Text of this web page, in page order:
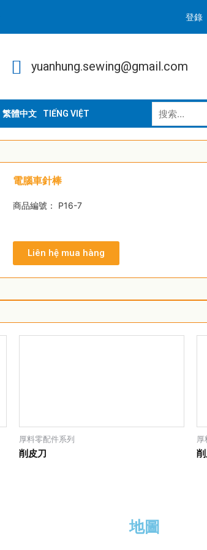
登錄
yuanhung.sewing@gmail.com
TIẾNG VIỆT
電腦車針棒
商品編號： P16-7
Liên hệ mua hàng
厚料零配件系列
削皮刀
厚
地圖